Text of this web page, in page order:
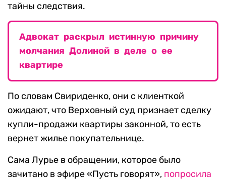
тайны следствия.
Адвокат раскрыл истинную причину
молчания Долиной в деле о ее
квартире
По словам Свириденко, они с клиенткой
ожидают, что Верховный суд признает сделку
купли-продажи квартиры законной, то есть
вернет жилье покупательнице.
Сама Лурье в обращении, которое было
зачитано в эфире «Пусть говорят», попросила